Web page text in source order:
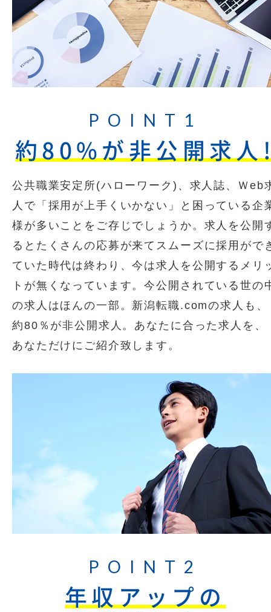
POINT1
約80%が非公開求
公共職業安定所(ハローワーク)、求人誌、Ｗeb
人で「採用が上手くいかない」と困っている企
様が多いことをご存じでしょうか。求人を公開
るとたくさんの応募が来てスムーズに採用がで
ていた時代は終わり、今は求人を公開するメリ
トが無くなっています。今公開されている世の
の求人はほんの一部。新潟転職.comの求人も、
約80％が非公開求人。あなたに合った求人を、
あなただけにご紹介致します。
POINT2
年収アップの